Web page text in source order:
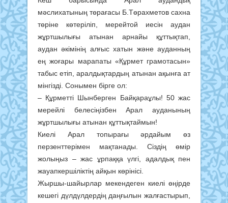
мәслихатының төрағасы Б.Төрахметов сахна
төріне көтеріліп, мерейтой иесін аудан
жұртшылығы атынан арнайы құттықтап,
аудан әкімінің алғыс хатын және ауданның
ең жоғары марапаты «Құрмет грамотасын»
табыс етіп, аралдықтардың атынан ақынға ат
мінгізді. Сонымен бірге ол:
– Құрметті Шынберген Байқараұлы! 50 жас
мерейлі белесіңізбен Арал ауданының
жұртшылығы атынан құттықтаймын!
Киелі Арал топырағы әрдайым өз
перзенттерімен мақтанады. Сіздің өмір
жолыңыз – жас ұрпаққа үлгі, адалдық пен
жауапкершіліктің айқын көрінісі.
Жыршы-шайырлар мекендеген киелі өңірде
кешегі дүлдүлдердің даңғылын жалғастырып,